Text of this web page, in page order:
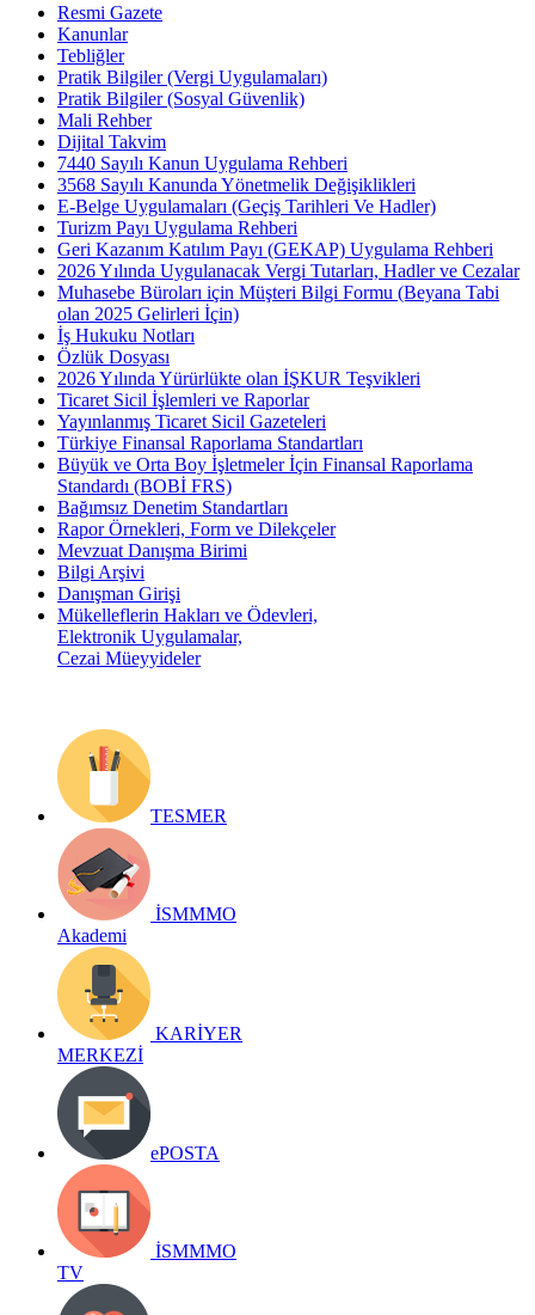
Resmi Gazete
Kanunlar
Tebliğler
Pratik Bilgiler (Vergi Uygulamaları)
Pratik Bilgiler (Sosyal Güvenlik)
Mali Rehber
Dijital Takvim
7440 Sayılı Kanun Uygulama Rehberi
3568 Sayılı Kanunda Yönetmelik Değişiklikleri
E-Belge Uygulamaları (Geçiş Tarihleri Ve Hadler)
Turizm Payı Uygulama Rehberi
Geri Kazanım Katılım Payı (GEKAP) Uygulama Rehberi
2026 Yılında Uygulanacak Vergi Tutarları, Hadler ve Cezalar
Muhasebe Büroları için Müşteri Bilgi Formu (Beyana Tabi
olan 2025 Gelirleri İçin)
İş Hukuku Notları
Özlük Dosyası
2026 Yılında Yürürlükte olan İŞKUR Teşvikleri
Ticaret Sicil İşlemleri ve Raporlar
Yayınlanmış Ticaret Sicil Gazeteleri
Türkiye Finansal Raporlama Standartları
Büyük ve Orta Boy İşletmeler İçin Finansal Raporlama
Standardı (BOBİ FRS)
Bağımsız Denetim Standartları
Rapor Örnekleri, Form ve Dilekçeler
Mevzuat Danışma Birimi
Bilgi Arşivi
Danışman Girişi
Mükelleflerin Hakları ve Ödevleri,
Elektronik Uygulamalar,
Cezai Müeyyideler
TESMER
İSMMMO
Akademi
KARİYER
MERKEZİ
ePOSTA
İSMMMO
TV